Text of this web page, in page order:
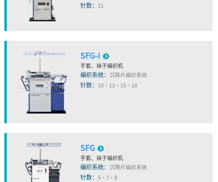
针数： 21
SFG-I
手套、袜子编织机
编织系统： 沉降片编织系统
针数： 10・13・15・18
SFG
手套、袜子编织机
编织系统： 沉降片编织系统
针数： 5・7・8